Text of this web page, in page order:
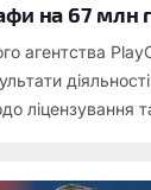
на 67 млн
агентства
ліцензування